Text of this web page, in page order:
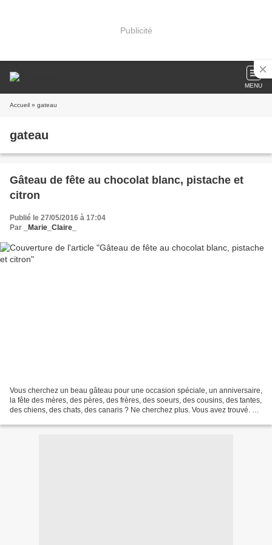
Publicité
MENU
Accueil » gateau
gateau
Gâteau de fête au chocolat blanc, pistache et
citron
Publié le 27/05/2016 à 17:04
Par
_Marie_Claire_
Vous cherchez un beau gâteau pour une occasion spéciale, un anniversaire,
la fête des mères, des pères, des frères, des soeurs, des cousins, des tantes,
des chiens, des chats, des canaris ? Ne cherchez plus. Vous avez trouvé. Ce